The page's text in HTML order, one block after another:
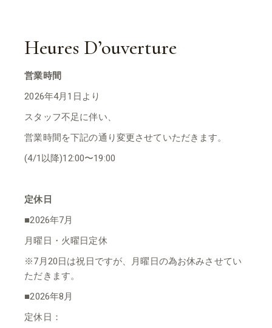
Heures D’ouverture
営業時間
2026年4月1日より
スタッフ不足に伴い、
営業時間を下記の通り変更させていただきます。
(4/1以降)12:00〜19:00
定休日
■2026年7月
月曜日・火曜日定休
※7月20日は祝日ですが、月曜日の為お休みさせてい
ただきます。
■2026年8月
定休日：